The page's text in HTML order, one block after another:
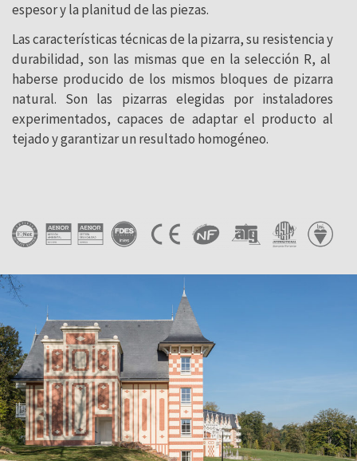
espesor y la planitud de las piezas.
Las características técnicas de la pizarra, su resistencia y
durabilidad, son las mismas que en la selección R, al
haberse producido de los mismos bloques de pizarra
natural. Son las pizarras elegidas por instaladores
experimentados, capaces de adaptar el producto al
tejado y garantizar un resultado homogéneo.